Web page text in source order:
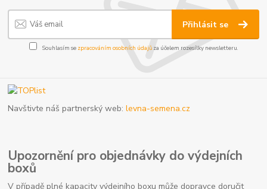
Přihlásit se
Souhlasím se zpracováním osobních údajůza účelem rozesílky newsletteru.
Navštivte náš partnerský web:levna-semena.cz
Upozornění pro objednávky do výdejních
boxů
V případě plné kapacity výdejního boxu může dopravce doručit